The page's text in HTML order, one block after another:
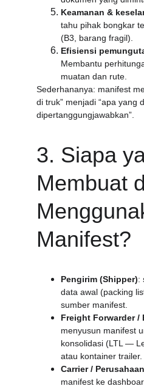
Keamanan &
tahu pihak bongkar
(B3, barang fragil).
Efisiensi
Membantu
muatan dan rute.
Sederhananya: manifest
di truk” menjadi “apa yang
dipertanggungjawabkan”.
3. Siapa
Membuat
Manifest?
Pengirim (Shipper):
data awal (packing
sumber manifest.
Freight Forwarder /
menyusun manifest
konsolidasi (LTL —
atau kontainer trailer.
Carrier /
manifest ke